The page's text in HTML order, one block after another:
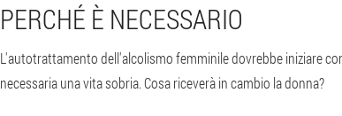
PERCHÉ È NECESSARIO
L'autotrattamento dell'alcolismo femminile dovrebbe iniziare
necessaria una vita sobria. Cosa riceverà in cambio la donna?